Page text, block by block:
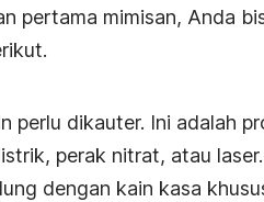
pertama mimisan, Anda
perlu dikauter. Ini adalah
perak nitrat, atau laser.
dengan kain kasa